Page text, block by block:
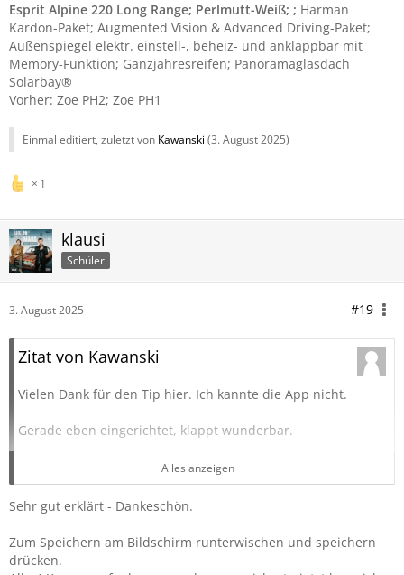
Esprit Alpine 220 Long Range; Perlmutt-Weiß; ; Harman
Kardon-Paket; Augmented Vision & Advanced Driving-Paket;
Außenspiegel elektr. einstell-, beheiz- und anklappbar mit
Memory-Funktion; Ganzjahresreifen; Panoramaglasdach
Solarbay®
Vorher: Zoe PH2; Zoe PH1
Einmal editiert, zuletzt von Kawanski (3. August 2025)
1
klausi
Schüler
3. August 2025 #19
Zitat von Kawanski
Vielen Dank für den Tip hier. Ich kannte die App nicht.
Gerade eben eingerichtet, klappt wunderbar.
Mein Scenic ist von 2024, es funktioniert also auch bei den
Ja, man braucht Internet um die App runter zuladen, dann
nicht mehr.
Alles anzeigen
Sehr gut erklärt - Dankeschön.
Zum Speichern am Bildschirm runterwischen und speichern
drücken.